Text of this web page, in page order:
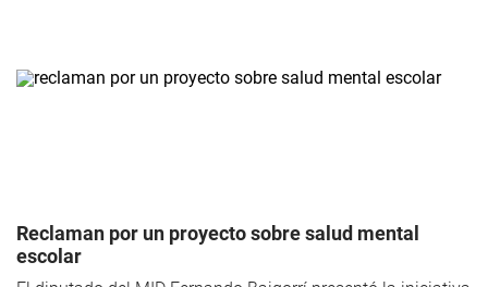
Reclaman por un proyecto sobre salud mental
escolar